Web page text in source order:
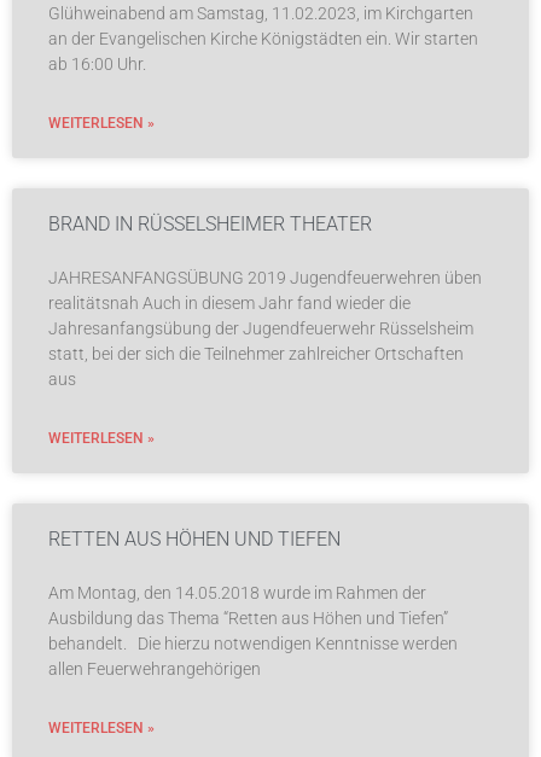
Glühweinabend am Samstag, 11.02.2023, im Kirchgarten
an der Evangelischen Kirche Königstädten ein. Wir starten
ab 16:00 Uhr.
WEITERLESEN »
BRAND IN RÜSSELSHEIMER THEATER
JAHRESANFANGSÜBUNG 2019 Jugendfeuerwehren üben
realitätsnah Auch in diesem Jahr fand wieder die
Jahresanfangsübung der Jugendfeuerwehr Rüsselsheim
statt, bei der sich die Teilnehmer zahlreicher Ortschaften
aus
WEITERLESEN »
RETTEN AUS HÖHEN UND TIEFEN
Am Montag, den 14.05.2018 wurde im Rahmen der
Ausbildung das Thema “Retten aus Höhen und Tiefen”
behandelt. Die hierzu notwendigen Kenntnisse werden
allen Feuerwehrangehörigen
WEITERLESEN »